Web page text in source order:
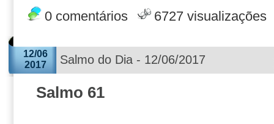
0 comentários 6727 visualizações
12/06
2017
Salmo do Dia - 12/06/2017
Salmo 61